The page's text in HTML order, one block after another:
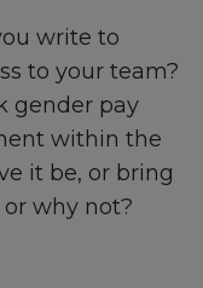
write to
to your team?
gender pay
within the
it be, or bring
why not?